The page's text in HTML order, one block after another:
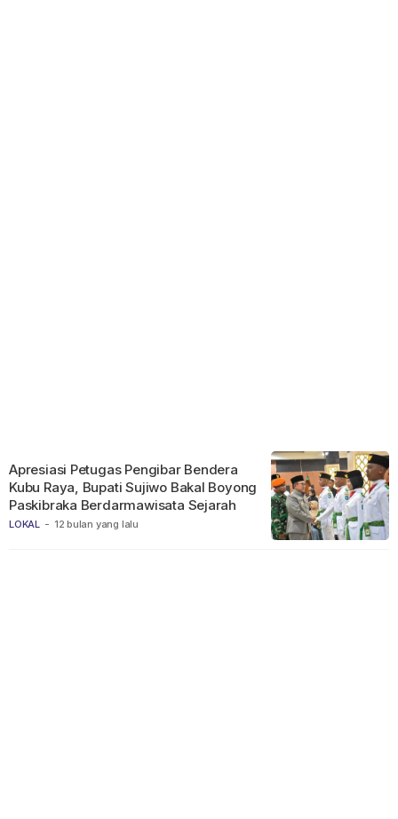
LOKAL - 12 bulan yang lalu
Apresiasi Petugas Pengibar Bendera
Kubu Raya, Bupati Sujiwo Bakal Boyong
Paskibraka Berdarmawisata Sejarah